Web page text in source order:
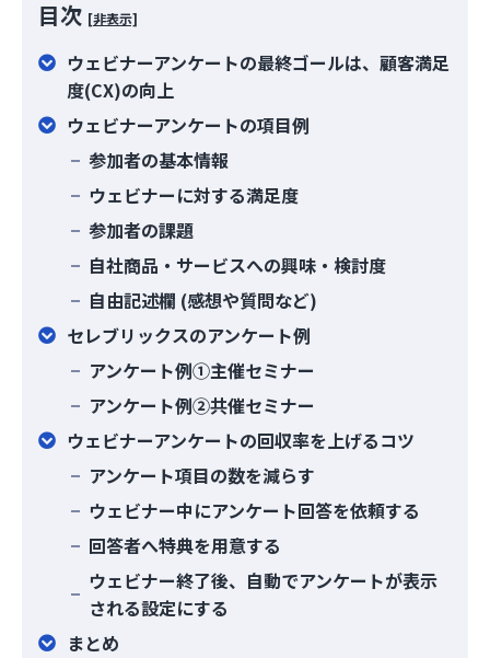
目次 [非表示]
ウェビナーアンケートの最終ゴールは、顧客満足
度(CX)の向上
ウェビナーアンケートの項目例
参加者の基本情報
ウェビナーに対する満足度
参加者の課題
自社商品・サービスへの興味・検討度
自由記述欄 (感想や質問など)
セレブリックスのアンケート例
アンケート例①主催セミナー
アンケート例②共催セミナー
ウェビナーアンケートの回収率を上げるコツ
アンケート項目の数を減らす
ウェビナー中にアンケート回答を依頼する
回答者へ特典を用意する
ウェビナー終了後、自動でアンケートが表示
される設定にする
まとめ